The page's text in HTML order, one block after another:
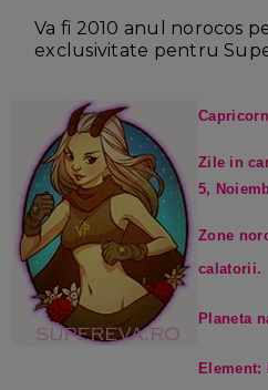
Va fi 2010 anul norocos
exclusivitate pentru
Zile in
5,
Zone
calatorii.
Planeta
Element: